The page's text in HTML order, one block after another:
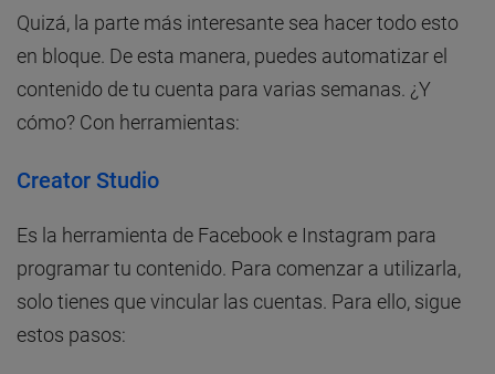
Quizá, la parte más interesante sea hacer todo esto
en bloque. De esta manera, puedes automatizar el
contenido de tu cuenta para varias semanas. ¿Y
cómo? Con herramientas:
Creator Studio
Es la herramienta de Facebook e Instagram para
programar tu contenido. Para comenzar a utilizarla,
solo tienes que vincular las cuentas. Para ello, sigue
estos pasos: